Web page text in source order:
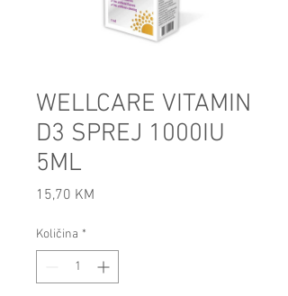
WELLCARE VITAMIN
D3 SPREJ 1000IU
5ML
15,70 KM
Količina *